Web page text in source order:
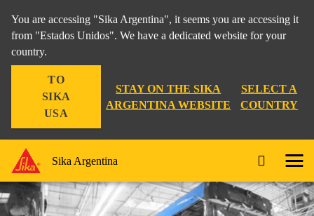
You are accessing "Sika Argentina", it seems you are accessing it
from "Estados Unidos". We have a dedicated website for your
country.
TO
SIKA
USA
STAY ON THE SIKA
ARGENTINA WEBSITE
SELECT A
COUNTRY
Sika Argentina